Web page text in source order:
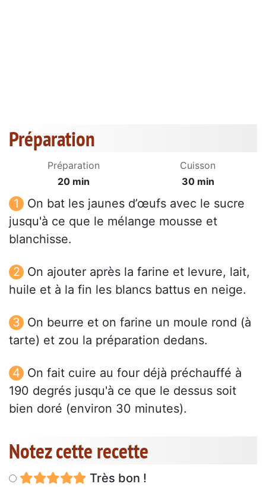
Préparation
Préparation
20 min
Cuisson
30 min
On bat les jaunes d’œufs avec le sucre
jusqu'à ce que le mélange mousse et
blanchisse.
On ajouter après la farine et levure, lait,
huile et à la fin les blancs battus en neige.
On beurre et on farine un moule rond (à
tarte) et zou la préparation dedans.
On fait cuire au four déjà préchauffé à
190 degrés jusqu'à ce que le dessus soit
bien doré (environ 30 minutes).
Notez cette recette
Très bon !